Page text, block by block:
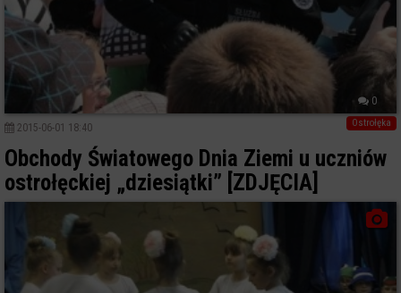
0
Ostrołęka
2015-06-01 18:40
Obchody Światowego Dnia Ziemi u uczniów
ostrołęckiej „dziesiątki” [ZDJĘCIA]